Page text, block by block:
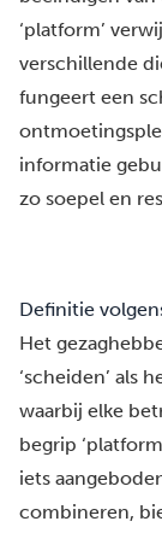
‘platform’
verschillende
fungeert een
informatie
zo soepel en
Definitie
Het
‘scheiden’ als
waarbij elke
begrip
iets
combineren,